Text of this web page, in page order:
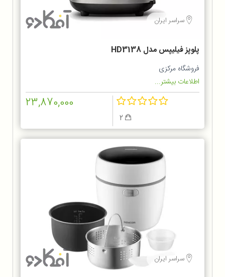
سراسر ایران
پلوپز فيليپس مدل HD3138
فروشگاه مرکزی
اطلاعات بیشتر...
23,870,000
سراسر ایران